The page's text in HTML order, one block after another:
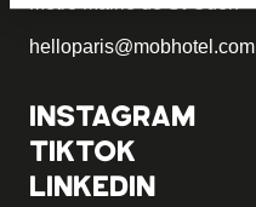
helloparis@mobhotel.com
INSTAGRAM
TIKTOK
LINKEDIN